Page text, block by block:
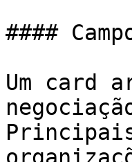
####
Um card